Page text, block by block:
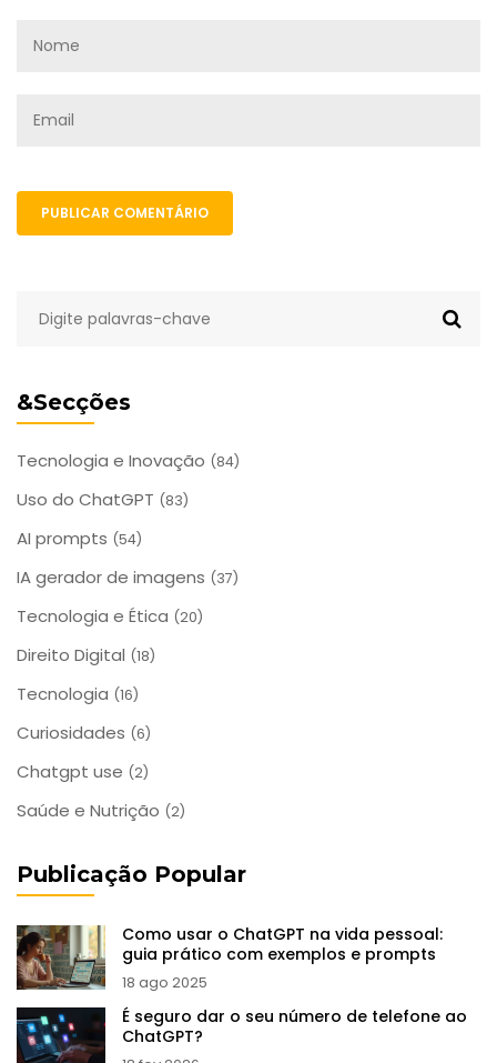
&Secções
Tecnologia e Inovação (84)
Uso do ChatGPT (83)
AI prompts (54)
IA gerador de imagens (37)
Tecnologia e Ética (20)
Direito Digital (18)
Tecnologia (16)
Curiosidades (6)
Chatgpt use (2)
Saúde e Nutrição (2)
Publicação Popular
Como usar o ChatGPT na vida pessoal:
guia prático com exemplos e prompts
18 ago 2025
É seguro dar o seu número de telefone ao
ChatGPT?
PUBLICAR COMENTÁRIO